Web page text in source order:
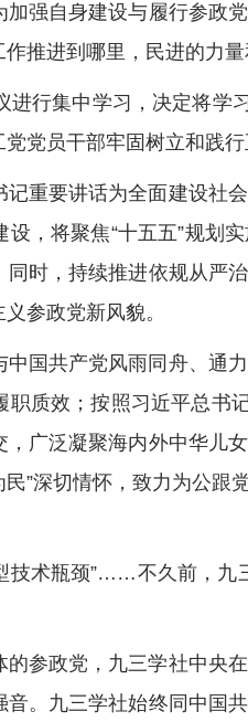
强自身建设与履行参政
推进到哪里，民进的力
集中学习，决定将学
党员干部牢固树立和践行
要讲话为全面建设社
，将聚焦“十五五”规划
时，持续推进依规从严
参政党新风貌。
共产党风雨同舟、通
质效；按照习近平总书
广泛凝聚海内外中华儿
民”深切情怀，致力为公
术瓶颈”……不久前，九
政党，九三学社中央
。九三学社始终同中国